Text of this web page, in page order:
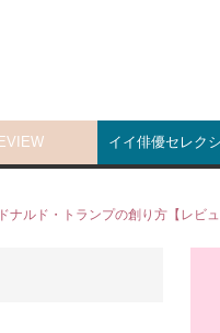
イイ俳優セレク
ナルド・トランプの創り方【レビュ